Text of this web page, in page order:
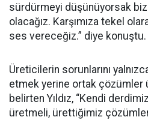
sürdürmeyi düşünüyorsak
olacağız. Karşımıza tekel
ses vereceğiz.” diye konuştu.
Üreticilerin sorunlarını
etmek yerine ortak
belirten Yıldız, “Kendi
üretmeli, ürettiğimiz